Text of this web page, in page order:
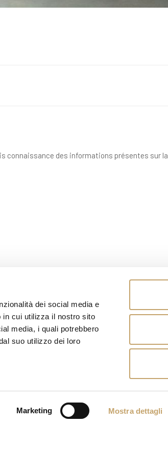
dei social media e
in cui utilizza il nostro sito
media, i quali potrebbero
suo utilizzo dei loro
Marketing Mostra dettagli
connaissance des informations présentes sur la